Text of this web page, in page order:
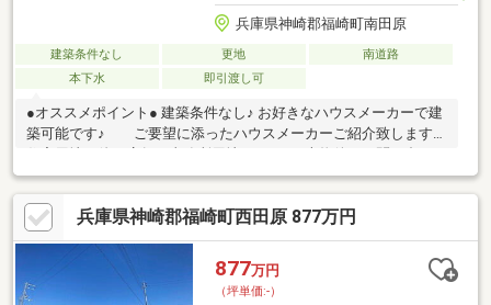
兵庫県神崎郡福崎町南田原
建築条件なし 更地
南道路
本下水
即引渡し可
●オススメポイント● 建築条件なし♪ お好きなハウスメーカーで建
築可能です♪ ご要望に添ったハウスメーカーご紹介致します♪
はタカセ不動産(株) 加西店 TEL:0790-35-8028まで！お問い合
わせお待ちしております♪
兵庫県神崎郡福崎町西田原 877万円
877万円
（坪単価:-）